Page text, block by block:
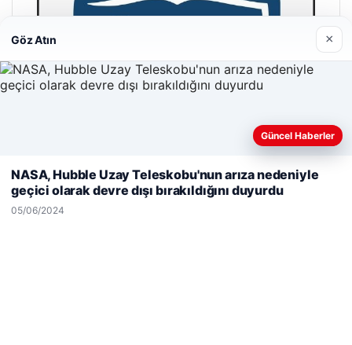
Hastaş Beton
Web sitemizi nasıl kullandığınızı daha iyi anlayabilmek,
kullanıyoruz.Çerez Politikamız
Reddet Kabul Et
Göz Atın ×
Güncel Haberler
NASA, Hubble Uzay Teleskobu'nun arıza nedeniyle
geçici olarak devre dışı bırakıldığını duyurdu
05/06/2024